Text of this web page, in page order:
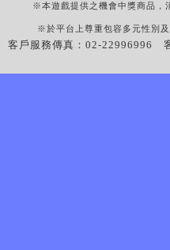
※本遊戲提供之機會中獎商品，
※於平台上尊重包容多元性別
客戶服務傳真：02-22996996